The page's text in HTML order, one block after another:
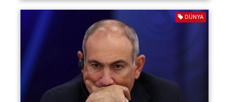
DÜNYA